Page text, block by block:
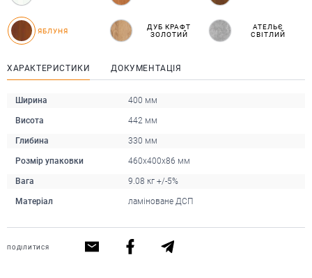
ЯБЛУНЯ
ДУБ КРАФТ
ЗОЛОТИЙ
АТЕЛЬЄ
СВІТЛИЙ
ХАРАКТЕРИСТИКИ ДОКУМЕНТАЦІЯ
Ширина 400 мм
Висота 442 мм
Глибина 330 мм
Розмір упаковки 460х400х86 мм
Вага 9.08 кг +/-5%
Матеріал ламіноване ДСП
ПОДІЛИТИСЯ